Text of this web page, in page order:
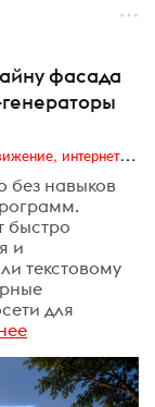
фасада
Digital (web-дизайн, интернет-реклама и продвижение, интернет-сообщества и блоги, интернет-коммуникации, мобильный маркетинг, реклама на цифровых экранах)
без навыков
быстро
и
текстовому
для